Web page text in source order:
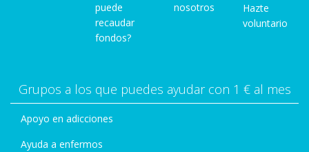
puede
recaudar
fondos?
nosotros
Hazte
voluntario
Grupos a los que puedes ayudar con 1 € al mes
Apoyo en adicciones
Ayuda a enfermos